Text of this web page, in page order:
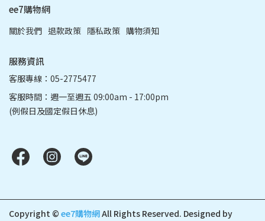
ee7購物網
關於我們 退款政策 隱私政策 購物須知
服務資訊
客服專線：05-2775477
客服時間：週一至週五 09:00am - 17:00pm
(例假日及國定假日休息)
Copyright © ee7購物網All Rights Reserved. Designed by